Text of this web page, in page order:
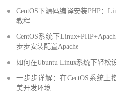
CentOS下源码编译安装PHP：
教程
CentOS系统下
步步安装配置Apache
如何在Ubuntu Linux系统下轻松
一步步详解：在CentOS系统上
美开发环境